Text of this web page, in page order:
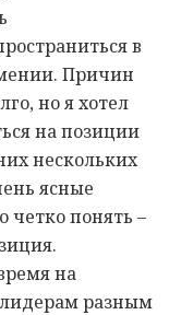
в
Причин
но я хотел
на позиции
нескольких
ясные
понять –
на
разным